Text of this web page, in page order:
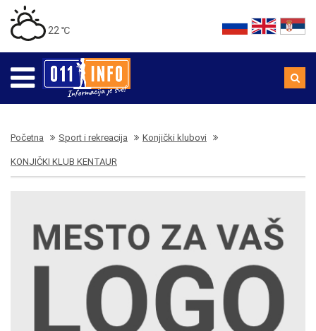
22 ℃
Početna Sport i rekreacija Konjički klubovi
KONJIČKI KLUB KENTAUR